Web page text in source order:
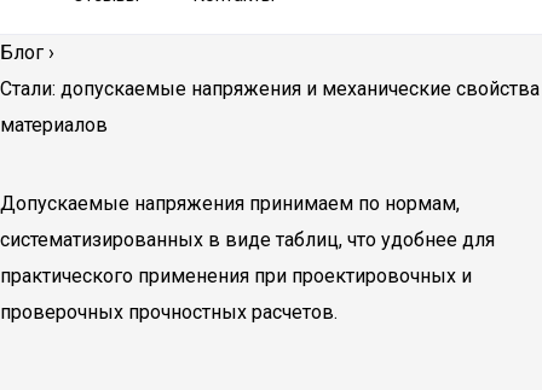
Блог ›
Стали: допускаемые напряжения и механические свойства
материалов
Допускаемые напряжения принимаем по нормам,
систематизированных в виде таблиц, что удобнее для
практического применения при проектировочных и
проверочных прочностных расчетов.